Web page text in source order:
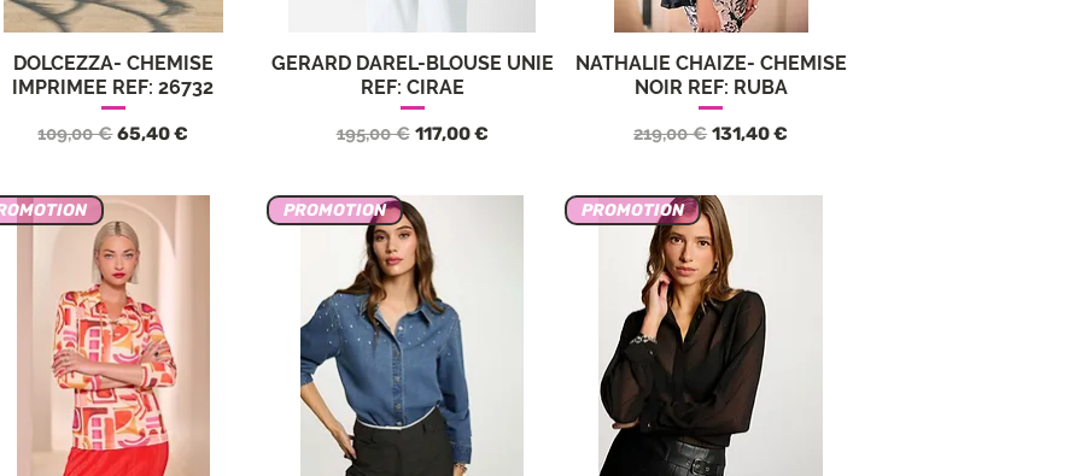
Aperçu rapide
DOLCEZZA- CHEMISE
IMPRIMEE REF: 26732
Prix original
109,00 €Prix promotionnel
65,40 €
Aperçu rapide
GERARD DAREL-BLOUSE UNIE
REF: CIRAE
Prix original
195,00 € Prix promotionnel
117,00 €
Aperçu rapide
NATHALIE CHAIZE- CHEMISE
NOIR REF: RUBA
Prix original
219,00 € Prix promotionnel
131,40 €
PROMOTION PROMOTION